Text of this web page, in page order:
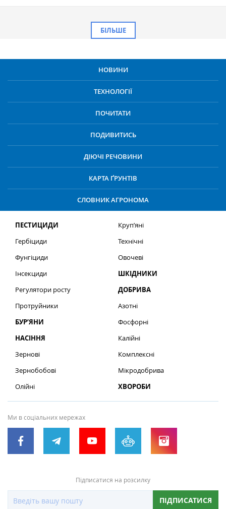
БІЛЬШЕ
НОВИНИ
ТЕХНОЛОГІЇ
ПОЧИТАТИ
ПОДИВИТИСЬ
ДІЮЧІ РЕЧОВИНИ
КАРТА ҐРУНТІВ
СЛОВНИК АГРОНОМА
ПЕСТИЦИДИ
Гербіциди
Фунгіциди
Інсекциди
Регулятори росту
Протруйники
БУР’ЯНИ
НАСІННЯ
Зернові
Зернобобові
Олійні
Круп’яні
Технічні
Овочеві
ШКІДНИКИ
ДОБРИВА
Азотні
Фосфорні
Калійні
Комплексні
Мікродобрива
ХВОРОБИ
Ми в соціальних мережах
Підписатися на розсилку
ПІДПИСАТИСЯ